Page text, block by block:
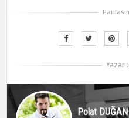
Polat DUĞAN